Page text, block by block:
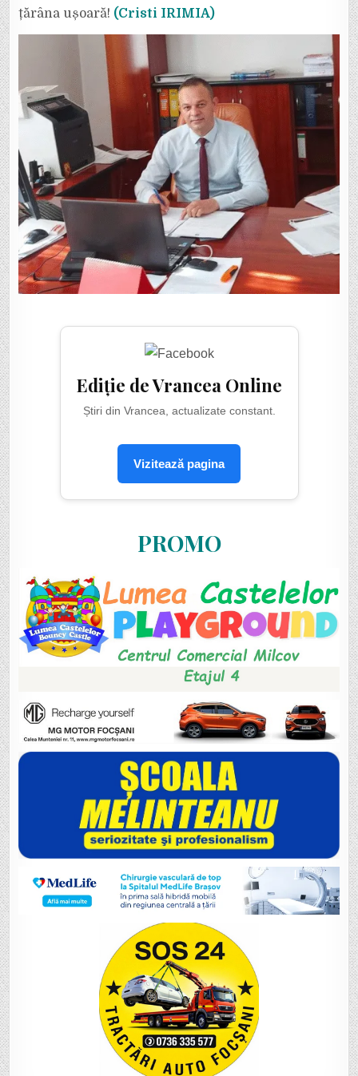
țărâna ușoară! (Cristi IRIMIA)
Ediție de Vrancea Online
Știri din Vrancea, actualizate constant.
Vizitează pagina
PROMO